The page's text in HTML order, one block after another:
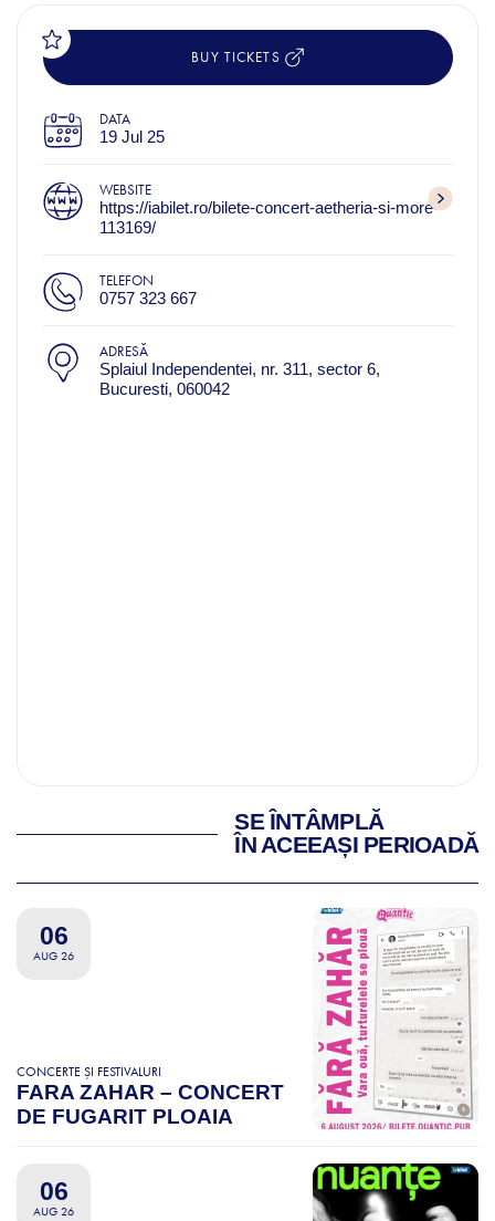
BUY TICKETS
DATA
19 Jul 25
WEBSITE
https://iabilet.ro/bilete-concert-aetheria-si-more-
113169/
TELEFON
0757 323 667
ADRESĂ
Splaiul Independentei, nr. 311, sector 6,
Bucuresti, 060042
SE ÎNTÂMPLĂ
ÎN ACEEAȘI PERIOADĂ
06
AUG 26
CONCERTE ȘI FESTIVALURI
FARA ZAHAR – CONCERT
DE FUGARIT PLOAIA
06
AUG 26